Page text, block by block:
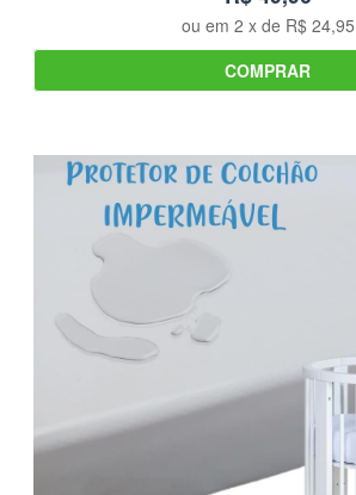
ou em 2 x de R$ 24,95
COMPRAR